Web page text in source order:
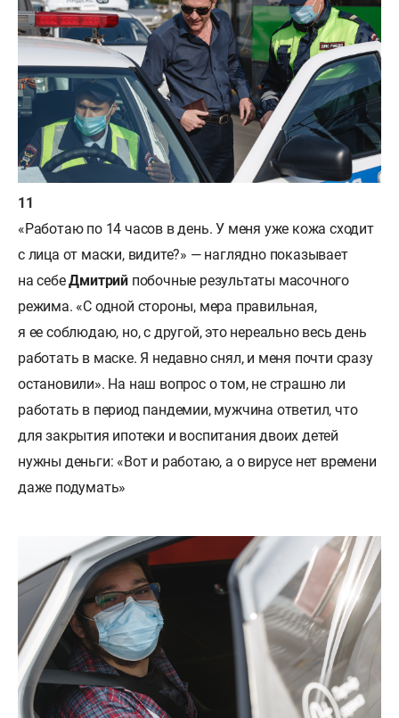
«Работаю по 14 часов в день. У меня уже кожа сходит
с лица от маски, видите?» — наглядно показывает
на себеДмитрий побочные результаты масочного
режима. «С одной стороны, мера правильная,
я ее соблюдаю, но, с другой, это нереально весь день
работать в маске. Я недавно снял, и меня почти сразу
остановили». На наш вопрос о том, не страшно ли
работать в период пандемии, мужчина ответил, что
для закрытия ипотеки и воспитания двоих детей
нужны деньги: «Вот и работаю, а о вирусе нет времени
даже подумать»